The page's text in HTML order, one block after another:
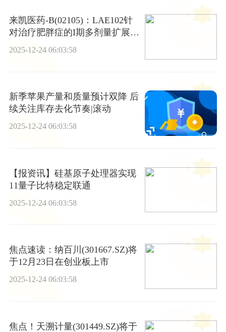
来凯医药-B(02105)：LAE102针
对治疗肥胖症的I期多剂量扩展研
究完成首例受试者给药
2025-12-24 06:03:58
新季苹果产量和质量预计双降 后
续关注库存去化节奏|滚动
2025-12-24 06:03:58
【报资讯】硅基原子处理器实现
11量子比特稳定联通
2025-12-24 06:03:58
焦点速读：纳百川(301667.SZ)将
于12月23日在创业板上市
2025-12-24 06:03:58
焦点！天溯计量(301449.SZ)将于